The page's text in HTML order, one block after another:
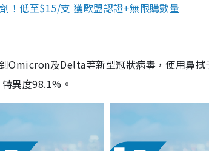
！低至$15/支 獲歐盟認證+無限購數量
Omicron及Delta等新型冠狀病毒，使用鼻拭
異度98.1%。